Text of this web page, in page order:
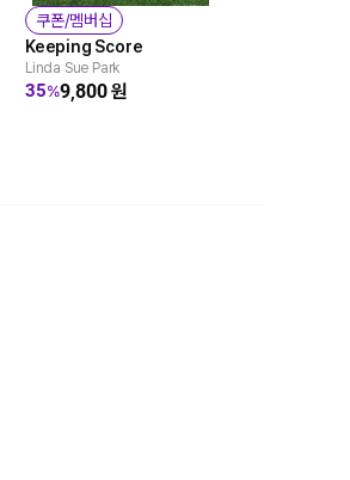
쿠폰/멤버십
Keeping Score
Linda Sue Park
35%9,800원